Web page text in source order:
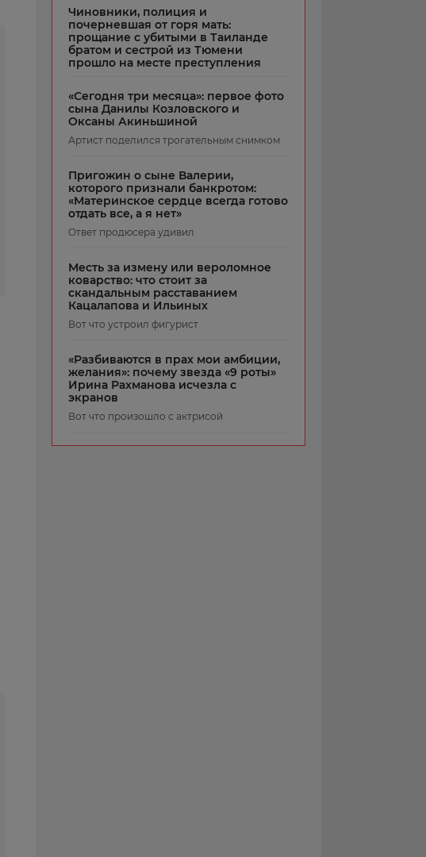
Чиновники, полиция и
почерневшая от горя мать:
прощание с убитыми в Таиланде
братом и сестрой из Тюмени
прошло на месте преступления
«Сегодня три месяца»: первое фото
сына Данилы Козловского и
Оксаны Акиньшиной
Артист поделился трогательным снимком
Пригожин о сыне Валерии,
которого признали банкротом:
«Материнское сердце всегда готово
отдать все, а я нет»
Ответ продюсера удивил
Месть за измену или вероломное
коварство: что стоит за
скандальным расставанием
Кацалапова и Ильиных
Вот что устроил фигурист
«Разбиваются в прах мои амбиции,
желания»: почему звезда «9 роты»
Ирина Рахманова исчезла с
экранов
Вот что произошло с актрисой